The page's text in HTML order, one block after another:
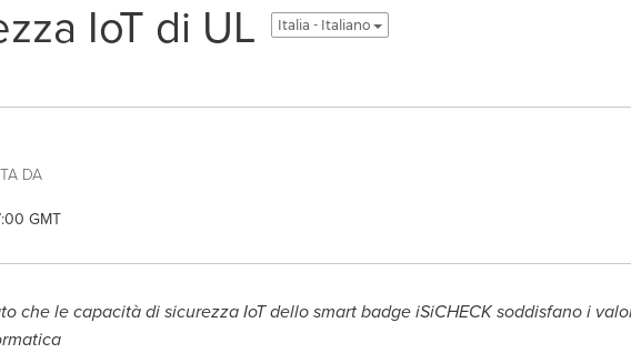
IoT di UL
Italia - Italiano
DA
GMT
che le capacità di sicurezza IoT dello smart badge iSiCHECK soddisfano i